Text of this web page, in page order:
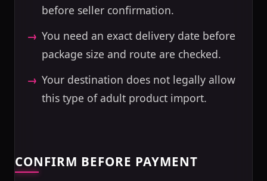
before seller confirmation.
You need an exact delivery date before
package size and route are checked.
Your destination does not legally allow
this type of adult product import.
CONFIRM BEFORE PAYMENT